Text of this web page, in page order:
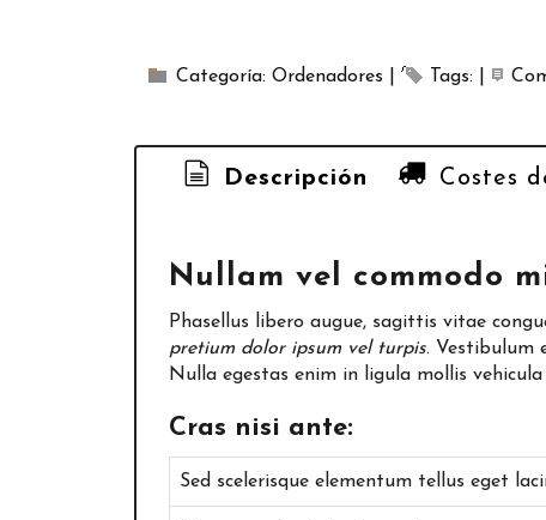
Categoría: Ordenadores Tags:
Descripción Costes
Nullam vel commodo
Phasellus libero augue, sagittis vitae
pretium dolor ipsum vel turpis. Vestibulum
Nulla egestas enim in ligula mollis
Cras nisi ante:
Sed scelerisque elementum tellus eget